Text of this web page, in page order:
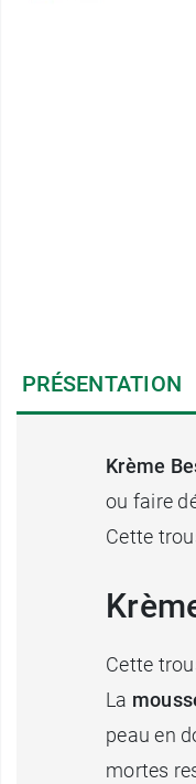
PRÉSENTATION
Krème
ou faire
Cette
Cette
La
peau en
mortes